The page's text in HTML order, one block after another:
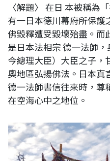
〈解題〉 在日 本被稱為
有一日本德川幕府所保
佛毀釋遭受毀壞殆盡。而
是日本法相宗 德一法師
今總理大臣）大臣之子，
奧地區弘揚佛法。日本真
德一法師書信往來時，尊
在空海心中之地位。